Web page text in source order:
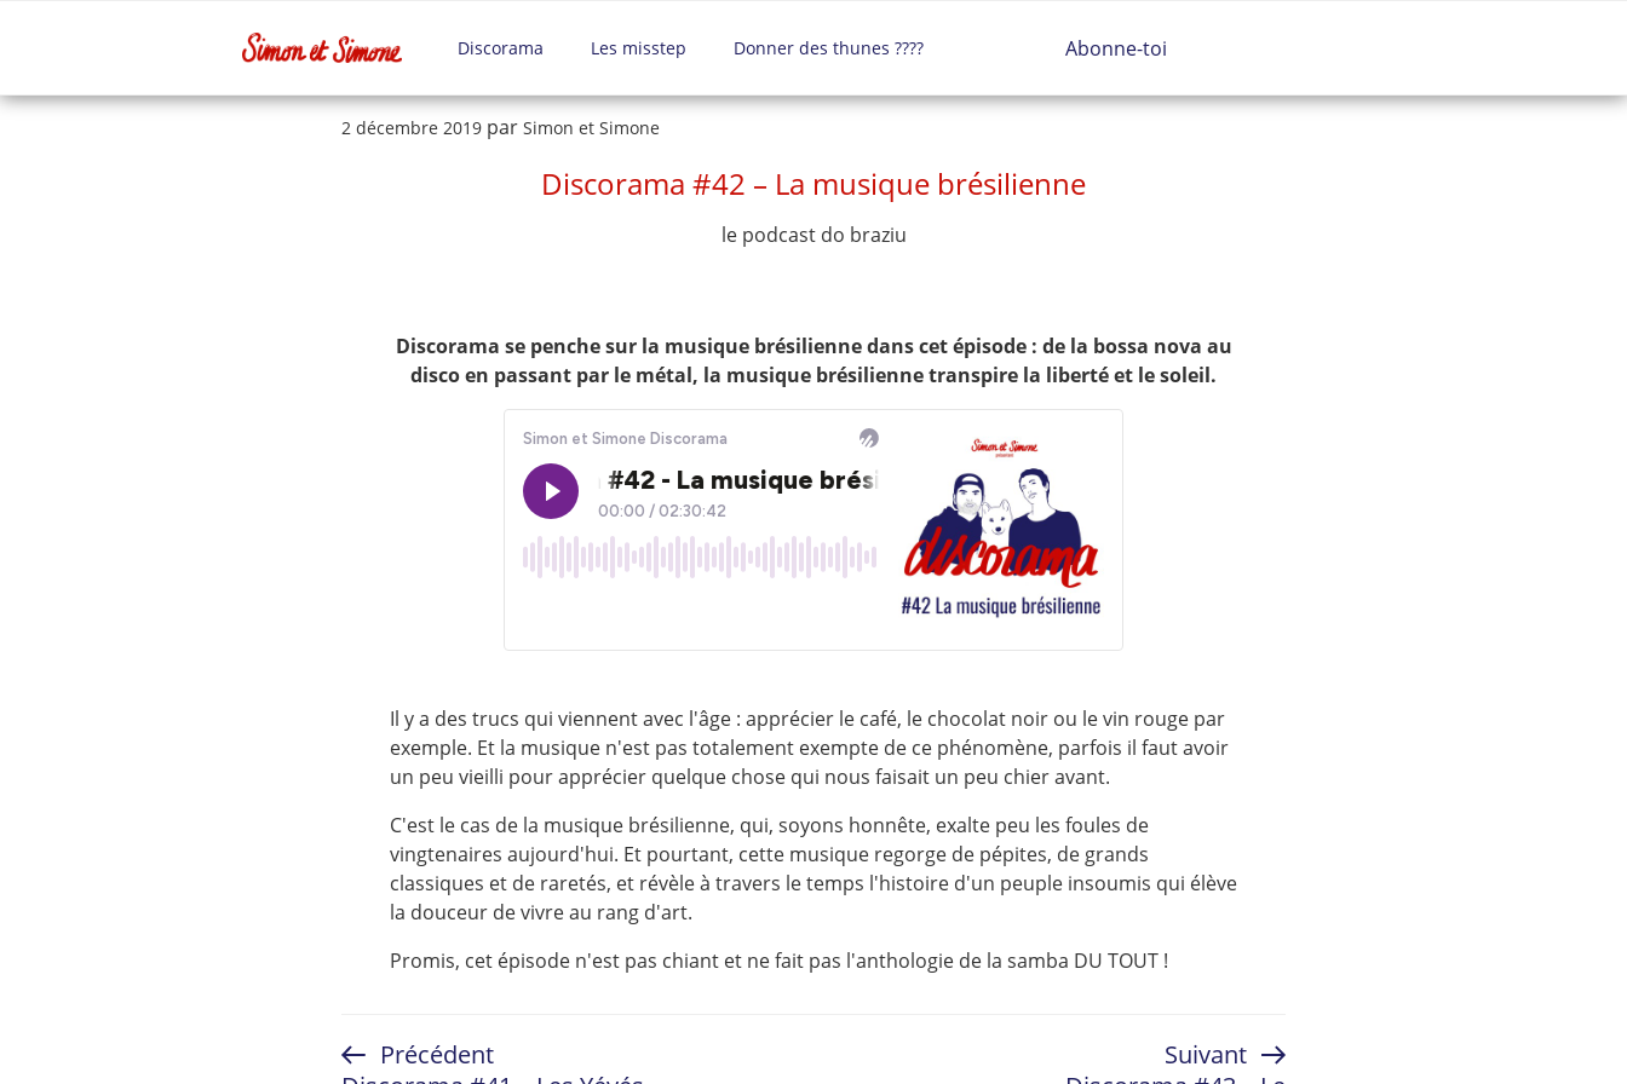
Discorama Les misstep Donner des thunes ???? Abonne-toi
Publié
2 décembre 2019 par Simon et Simone
Discorama #42 – La musique brésilienne
le podcast do braziu
Discorama se penche sur la musique brésilienne dans cet épisode : de la bossa nova au
disco en passant par le métal, la musique brésilienne transpire la liberté et le soleil.
Il y a des trucs qui viennent avec l'âge : apprécier le café, le chocolat noir ou le vin rouge par
exemple. Et la musique n'est pas totalement exempte de ce phénomène, parfois il faut avoir
un peu vieilli pour apprécier quelque chose qui nous faisait un peu chier avant.
C'est le cas de la musique brésilienne, qui, soyons honnête, exalte peu les foules de
vingtenaires aujourd'hui. Et pourtant, cette musique regorge de pépites, de grands
classiques et de raretés, et révèle à travers le temps l'histoire d'un peuple insoumis qui élève
la douceur de vivre au rang d'art.
Promis, cet épisode n'est pas chiant et ne fait pas l'anthologie de la samba DU TOUT !
de
ArticlePrécédent
Article
Suivant